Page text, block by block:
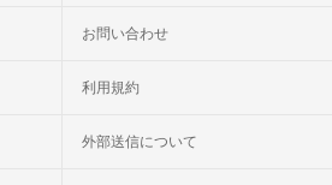
お問い合わせ
利用規約
外部送信について